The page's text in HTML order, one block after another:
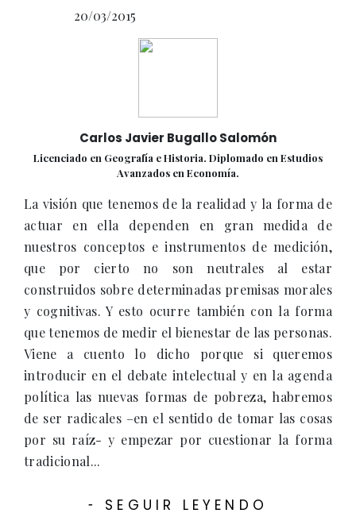
20/03/2015
Carlos Javier Bugallo Salomón
Licenciado en Geografía e Historia. Diplomado en Estudios
Avanzados en Economía.
La visión que tenemos de la realidad y la forma de
actuar en ella dependen en gran medida de
nuestros conceptos e instrumentos de medición,
que por cierto no son neutrales al estar
construidos sobre determinadas premisas morales
y cognitivas. Y esto ocurre también con la forma
que tenemos de medir el bienestar de las personas.
Viene a cuento lo dicho porque si queremos
introducir en el debate intelectual y en la agenda
política las nuevas formas de pobreza, habremos
de ser radicales –en el sentido de tomar las cosas
por su raíz- y empezar por cuestionar la forma
tradicional...
- SEGUIR LEYENDO